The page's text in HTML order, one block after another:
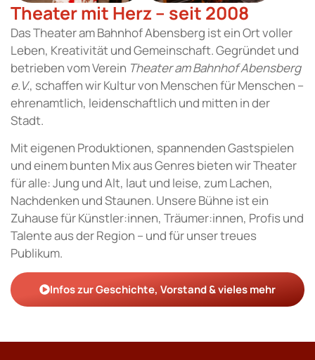
Theater mit Herz – seit 2008
Das Theater am Bahnhof Abensberg ist ein Ort voller
Leben, Kreativität und Gemeinschaft. Gegründet und
betrieben vom Verein Theater am Bahnhof Abensberg
e.V., schaffen wir Kultur von Menschen für Menschen –
ehrenamtlich, leidenschaftlich und mitten in der
Stadt.
Mit eigenen Produktionen, spannenden Gastspielen
und einem bunten Mix aus Genres bieten wir Theater
für alle: Jung und Alt, laut und leise, zum Lachen,
Nachdenken und Staunen. Unsere Bühne ist ein
Zuhause für Künstler:innen, Träumer:innen, Profis und
Talente aus der Region – und für unser treues
Publikum.
Infos zur Geschichte, Vorstand & vieles mehr